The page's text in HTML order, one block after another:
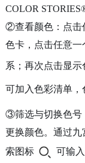
COLOR
②查看颜色：点击
色卡，点击任意
系；再次点击显
可加入色彩清单，
③筛选与切换色号
更换颜色。通过九
索图标
可输